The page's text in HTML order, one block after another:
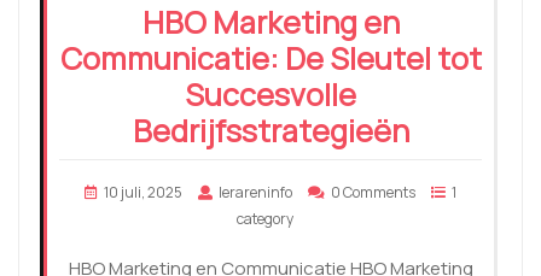
HBO Marketing en
Communicatie: De Sleutel tot
Succesvolle
Bedrijfsstrategieën
10 juli, 2025 lerareninfo 0 Comments
1
category
HBO Marketing en Communicatie HBO Marketing